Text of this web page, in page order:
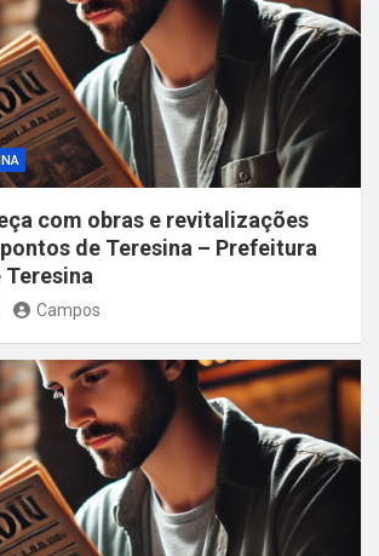
com obras e revitalizações
de Teresina – Prefeitura
Campos